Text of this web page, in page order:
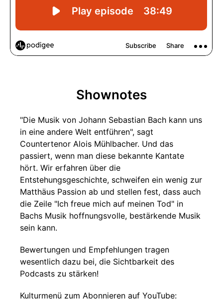
Shownotes
"Die Musik von Johann Sebastian Bach kann uns
in eine andere Welt entführen", sagt
Countertenor Alois Mühlbacher. Und das
passiert, wenn man diese bekannte Kantate
hört. Wir erfahren über die
Entstehungsgeschichte, schweifen ein wenig zur
Matthäus Passion ab und stellen fest, dass auch
die Zeile "Ich freue mich auf meinen Tod" in
Bachs Musik hoffnungsvolle, bestärkende Musik
sein kann.
Bewertungen und Empfehlungen tragen
wesentlich dazu bei, die Sichtbarkeit des
Podcasts zu stärken!
Kulturmenü zum Abonnieren auf YouTube: